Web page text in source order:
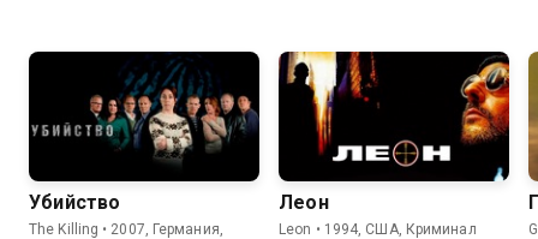
Убийство
The Killing • 2007, Германия,
Леон
Leon • 1994, США, Криминал